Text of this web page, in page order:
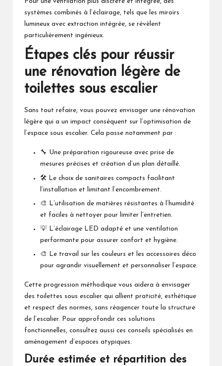
systèmes combinés à l’éclairage, tels que les miroirs
lumineux avec extraction intégrée, se révèlent
particulièrement ingénieux.
Étapes clés pour réussir
une rénovation légère de
toilettes sous escalier
Sans tout refaire, vous pouvez envisager une rénovation
légère qui a un impact conséquent sur l’optimisation de
l’espace sous escalier. Cela passe notamment par :
🔧 Une préparation rigoureuse avec prise de
mesures précises et création d’un plan détaillé.
🛠️ Le choix de sanitaires compacts facilitant
l’installation et limitant l’encombrement.
🎨 L’utilisation de matières résistantes à l’humidité
et faciles à nettoyer pour limiter l’entretien.
💡 L’éclairage LED adapté et une ventilation
performante pour assurer confort et hygiène.
🎨 Le travail sur les couleurs et les accessoires déco
pour agrandir visuellement et personnaliser l’espace.
Cette progression méthodique vous aidera à envisager
des toilettes sous escalier qui allient praticité, esthétique
et respect des normes, sans réagencer toute la structure
de l’escalier. Pour approfondir ces solutions
fonctionnelles, consultez aussi ces conseils spécialisés en
aménagement d’espaces atypiques.
Durée estimée et répartition des